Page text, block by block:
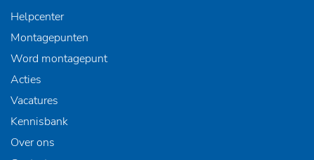
Helpcenter
Montagepunten
Word montagepunt
Acties
Vacatures
Kennisbank
Over ons